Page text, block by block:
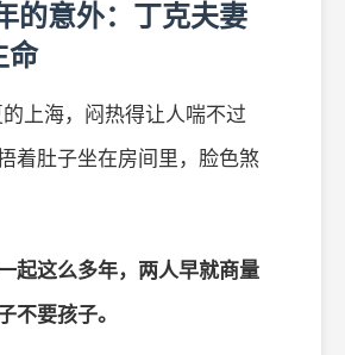
的意外：丁克夫妻
命
上海，闷热得让人喘不过
着肚子坐在房间里，脸色煞
起这么多年，两人早就商量
不要孩子。